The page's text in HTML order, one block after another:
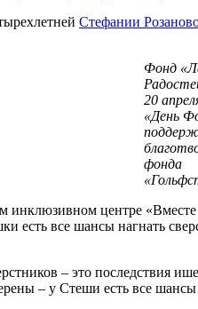
Стефании
Фонд
20
«День
фонда
центре
есть все шансы нагнать
– это последствия
– у Стеши есть все шансы